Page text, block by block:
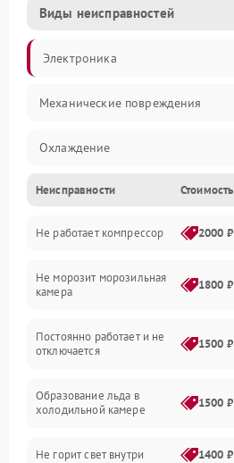
Виды неисправностей
Электроника
Механические повреждения
Охлаждение
Механика
Электропитание
Дренаж
Неисправности Стоимость
Не работает компрессор 2000 ₽
Не морозит морозильная
камера
1800 ₽
Постоянно работает и не
отключается
1500 ₽
Образование льда в
холодильной камере
1500 ₽
Не горит свет внутри 1400 ₽